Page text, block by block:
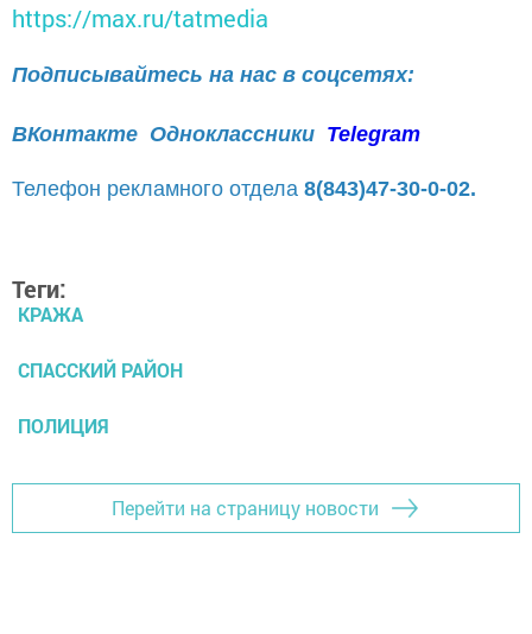
https://max.ru/tatmedia
Подписывайтесь на нас в соцсетях:
ВКонтакте Одноклассники Telegram
Телефон рекламного отдела 8(843)47-30-0-02.
Теги:
КРАЖА
СПАССКИЙ РАЙОН
ПОЛИЦИЯ
Перейти на страницу новости